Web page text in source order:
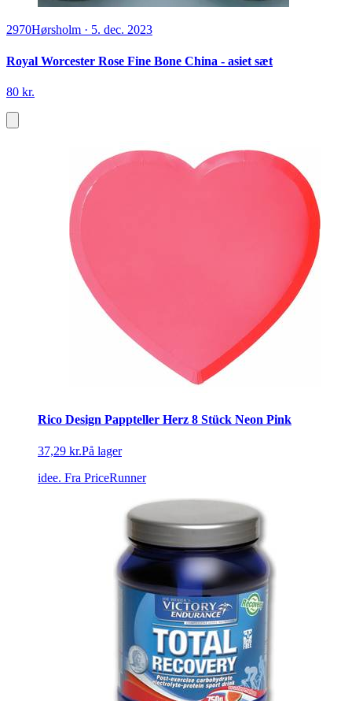
2970Hørsholm · 5. dec. 2023
Royal Worcester Rose Fine Bone China - asiet sæt
80 kr.
Rico Design Pappteller Herz 8 Stück Neon Pink
37,29 kr.På lager
idee. Fra PriceRunner